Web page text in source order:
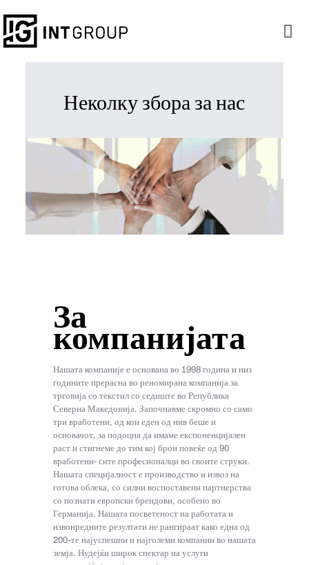
Неколку збора за нас
За
компанијата
Нашата компаније е основана во 1998 година и низ
годините прерасна во реномирана компанија за
трговија со текстил со седиште во Република
Северна Македонија. Започнавме скромно со само
три вработени, од кои еден од нив беше и
основачот, за подоцна да имаме експоненцијален
раст и стигнеме до тим кој брои повеќе од 90
вработени- сите професионалци во своите струки.
Нашата специјалност е производство и извоз на
готова облека, со силни воспоставени партнерства
со познати европски брендови, особено во
Германија. Нашата посветеност на работата и
извонредните резултати не рангираат како една од
200-те најуспешни и најголеми компании во нашата
земја. Нудејќи широк спектар на услуги